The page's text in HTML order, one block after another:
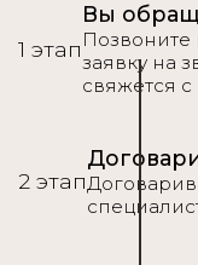
1 этап
Вы
Позвоните
заявку на
свяжется
2 этап